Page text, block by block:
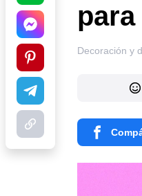
Decoración y